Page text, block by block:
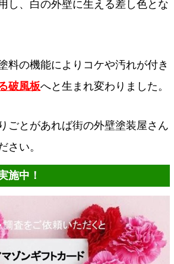
し、白の外壁に生える差し色とな
料の機能によりコケや汚れが付き
破風板へと生まれ変わりました。
ごとがあれば街の外壁塗装屋さん
さい。
施中！